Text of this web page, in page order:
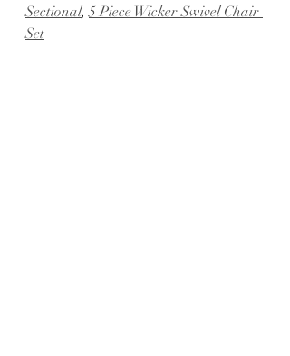
Sectional, 5 Piece Wicker Swivel Chair
Set